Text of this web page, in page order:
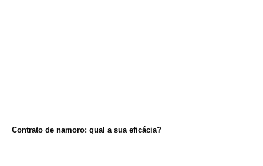
Contrato de namoro: qual a sua eficácia?